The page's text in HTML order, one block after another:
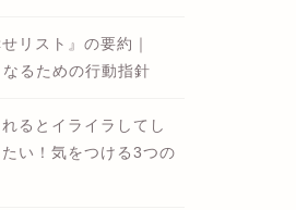
リスト』の要約｜
るための行動指針
るとイライラしてし
い！気をつける3つの